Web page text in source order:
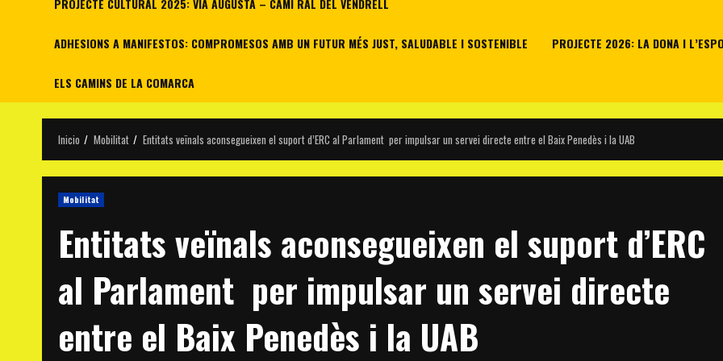
PROJECTE CULTURAL 2025: VIA AUGUSTA – CAMÍ RAL DEL VENDRELL
ADHESIONS A MANIFESTOS: COMPROMESOS AMB UN FUTUR MÉS JUST, SALUDABLE I SOSTENIBLE PROJECTE 2026: LA DONA I
ELS CAMINS DE LA COMARCA
Inicio Mobilitat Entitats veïnals aconsegueixen el suport d’ERC al Parlament per impulsar un servei directe entre el Baix Penedès i la UAB
Mobilitat
Entitats veïnals aconsegueixen el suport d’ERC
al Parlament per impulsar un servei directe
entre el Baix Penedès i la UAB